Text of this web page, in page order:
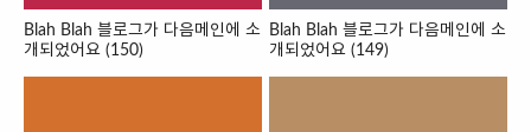
Blah Blah 블로그가 다음메인에 소
개되었어요 (150)
Blah Blah 블로그가 다음메인에 소
개되었어요 (149)